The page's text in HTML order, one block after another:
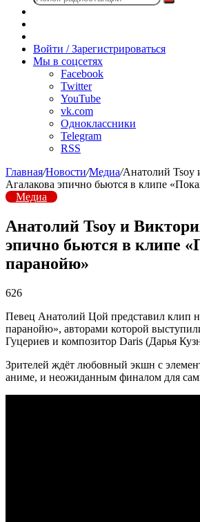
Поиск
радио
Войти / Зарегистрироваться
Мы в соцсетях
Facebook
Twitter
YouTube
vk.com
Одноклассники
Telegram
RSS
Главная/Новости/Медиа/Анатолий Tsoy
Агалакова эпично бьются в клипе
Медиа
Анатолий Tsoy и
эпично бьются в клипе
паранойю»
626
Певец Анатолий Цой представил клип
паранойю», авторами которой
Гуцериев и композитор Daris (Дарья
Зрителей ждёт любовный экшн с
аниме, и неожиданным финалом для